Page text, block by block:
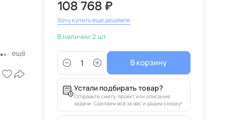
108 768 ₽
Хочу купить еще дешевле
В наличии:2 шт
В корзину
Устали подбирать товар?
Отправьте смету, проект или описание
задачи. Сделаем всё за вас и дадим скидку!